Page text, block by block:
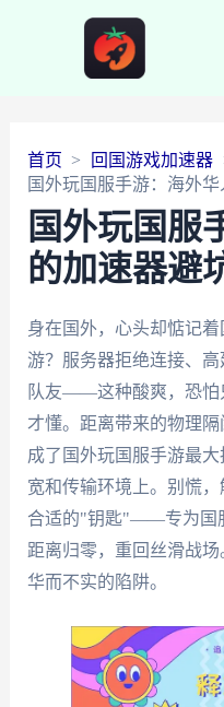
首页
回国游戏加速器
国外玩国服手游：海外
国外玩国服
的加速器避
身在国外，心头却惦记
游？服务器拒绝连接、
队友——这种酸爽，恐怕
才懂。距离带来的物理隔
成了国外玩国服手游最
宽和传输环境上。别慌
合适的"钥匙"——专为国
距离归零，重回丝滑战
华而不实的陷阱。